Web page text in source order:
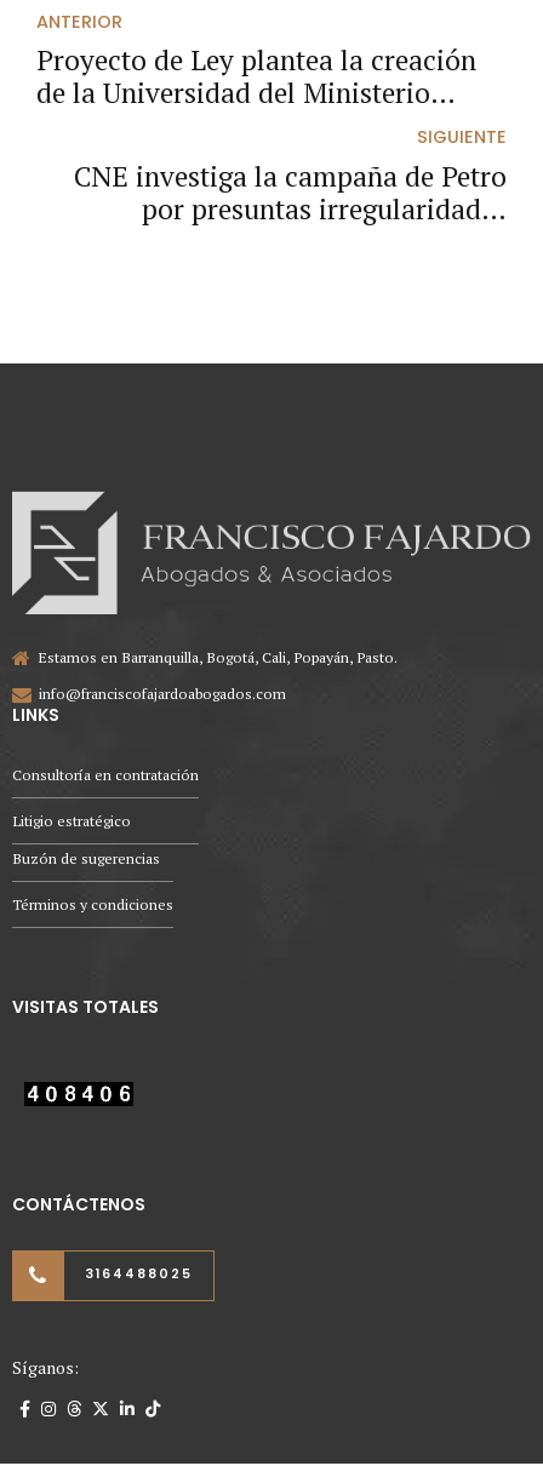
ANTERIOR
Proyecto de Ley plantea la creación
de la Universidad del Ministerio
SIGUIENTE
CNE investiga la campaña de Petro
por presuntas irregularidades
Estamos en Barranquilla, Bogotá, Cali, Popayán, Pasto.
info@franciscofajardoabogados.com
LINKS
Consultoría en contratación
Litigio estratégico
Buzón de sugerencias
Términos y condiciones
VISITAS TOTALES
CONTÁCTENOS
3164488025
Síganos: